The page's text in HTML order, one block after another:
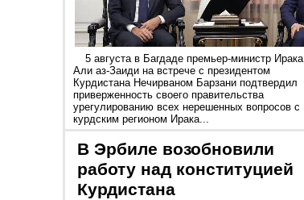
5 августа в Багдаде премьер-министр Ирака
Али аз-Заиди на встрече с президентом
Курдистана Нечирваном Барзани подтвердил
приверженность своего правительства
урегулированию всех нерешенных вопросов с
курдским регионом Ирака...
В Эрбиле возобновили
работу над конституцией
Курдистана